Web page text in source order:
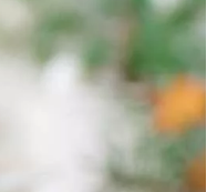
Napoje
Pieczywo
Przetwory